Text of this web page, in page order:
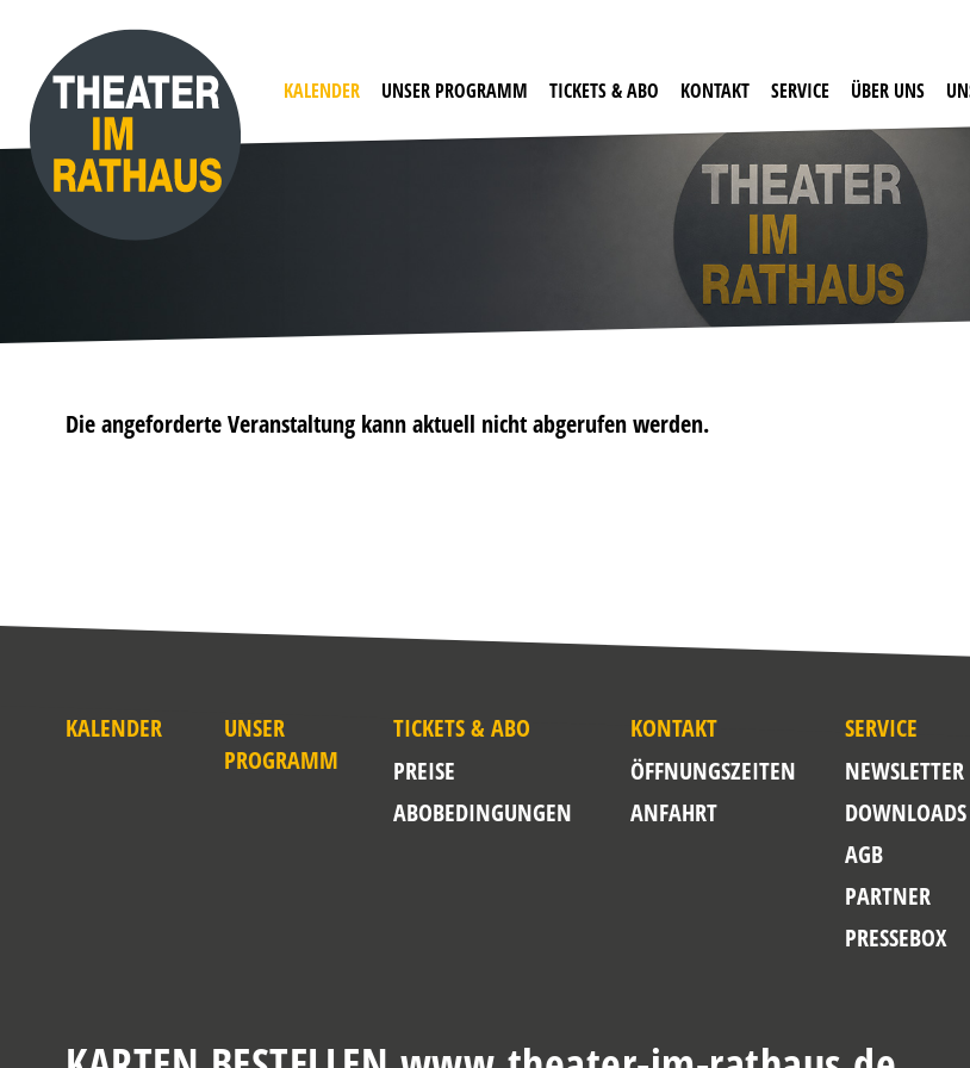
KALENDER UNSER PROGRAMM TICKETS & ABO KONTAKT SERVICE ÜBER UNS
Die angeforderte Veranstaltung kann aktuell nicht abgerufen werden.
KALENDER
UNSER
PROGRAMM
TICKETS & ABO
PREISE
ABOBEDINGUNGEN
KONTAKT
ÖFFNUNGSZEITEN
ANFAHRT
SERVICE
NEWSLETTER
DOWNLOADS
AGB
PARTNER
PRESSEBOX